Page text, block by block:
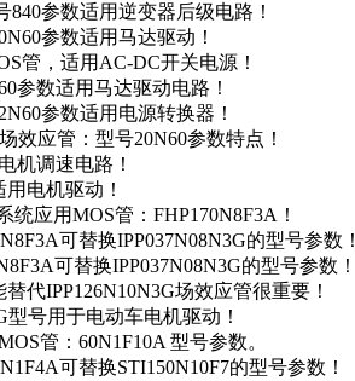
参数适用逆变器后级电路！
参数适用马达驱动！
管，适用AC-DC开关电源！
参数适用马达驱动电路！
参数适用电源转换器！
效应管：型号20N60参数特点！
机调速电路！
电机驱动！
统应用MOS管：FHP170N8F3A！
可替换IPP037N08N3G的型号参数！
可替换IPP037N08N3G的型号参数！
代IPP126N10N3G场效应管很重要！
型号用于电动车电机驱动！
管：60N1F10A 型号参数。
可替换STI150N10F7的型号参数！